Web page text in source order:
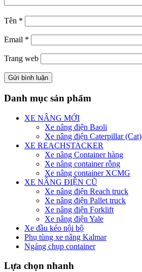
Tên *
Email *
Trang web
Danh mục sản phẩm
XE NÂNG MỚI
Xe nâng điện Baoli
Xe nâng điện Caterpillar (Cat)
XE REACHSTACKER
Xe nâng Container hàng
Xe nâng container rỗng
Xe nâng container XCMG
XE NÂNG ĐIỆN CŨ
Xe nâng điện Reach truck
Xe nâng điện Pallet truck
Xe nâng điện Forklift
Xe nâng điện Yale
Xe đầu kéo nội bộ
Phụ tùng xe nâng Kalmar
Ngáng chụp container
Lựa chọn nhanh